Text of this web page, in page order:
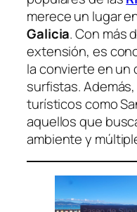
merece un lugar
Galicia. Con más
extensión, es
la convierte en
surfistas.
turísticos como
aquellos que
ambiente y